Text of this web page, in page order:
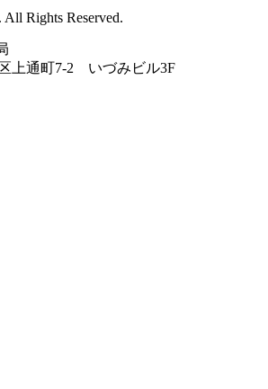
Rights Reserved.
上通町7-2 いづみビル3F